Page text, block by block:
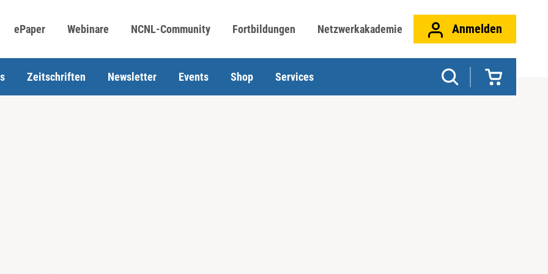
ePaper Webinare NCNL-Community Fortbildungen Netzwerkakademie Anmelden
Zeitschriften Newsletter Events Shop Services